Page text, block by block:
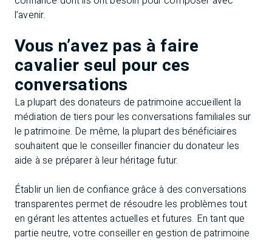
l’avenir.
Vous n’avez pas à faire
cavalier seul pour ces
conversations
La plupart des donateurs de patrimoine accueillent la
médiation de tiers pour les conversations familiales sur
le patrimoine. De même, la plupart des bénéficiaires
souhaitent que le conseiller financier du donateur les
aide à se préparer à leur héritage futur.
Établir un lien de confiance grâce à des conversations
transparentes permet de résoudre les problèmes tout
en gérant les attentes actuelles et futures. En tant que
partie neutre, votre conseiller en gestion de patrimoine